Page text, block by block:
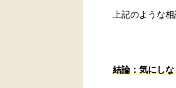
上記のような相
結論：気にし